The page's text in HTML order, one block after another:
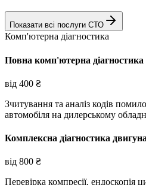
Показати всі послуги СТО
Комп'ютерна діагностика
Повна комп'ютерна діагностика
від 400 ₴
Зчитування та аналіз кодів
автомобіля на дилерському
Комплексна діагностика двигуна
від 800 ₴
Перевірка компресії, ендоскопія